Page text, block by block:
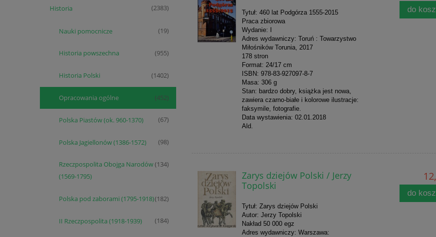
Historia (2383)
Nauki pomocnicze (19)
Historia powszechna (955)
Historia Polski (1402)
Opracowania ogólne (452)
Polska Piastów (ok. 960-1370) (67)
Polska Jagiellonów (1386-1572) (98)
Rzeczpospolita Obojga Narodów
(1569-1795)
(134)
Polska pod zaborami (1795-1918)(182)
II Rzeczpospolita (1918-1939) (184)
Tytuł: 460 lat Podgórza 1555-2015
Praca zbiorowa
Wydanie: I
Adres wydawniczy: Toruń : Towarzystwo
Miłośników Torunia, 2017
178 stron
Format: 24/17 cm
ISBN: 978-83-927097-8-7
Masa: 306 g
Stan: bardzo dobry, książka jest nowa,
zawiera czarno-białe i kolorowe ilustracje:
faksymile, fotografie.
Data wystawienia: 02.01.2018
Ald.
do
Zarys dziejów Polski / Jerzy
Topolski
Tytuł: Zarys dziejów Polski
Autor: Jerzy Topolski
Nakład 50 000 egz
Adres wydawniczy: Warszawa:
do